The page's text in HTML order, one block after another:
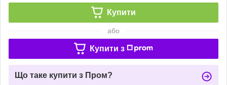
Купити
або
Купити з
Що таке купити з Пром?